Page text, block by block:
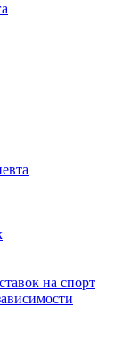
на спорт